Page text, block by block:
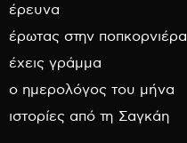
έρευνα
έρωτας στην ποπκορνιέρα
έχεις γράμμα
ο ημερολόγος του μήνα
ιστορίες από τη Σαγκάη